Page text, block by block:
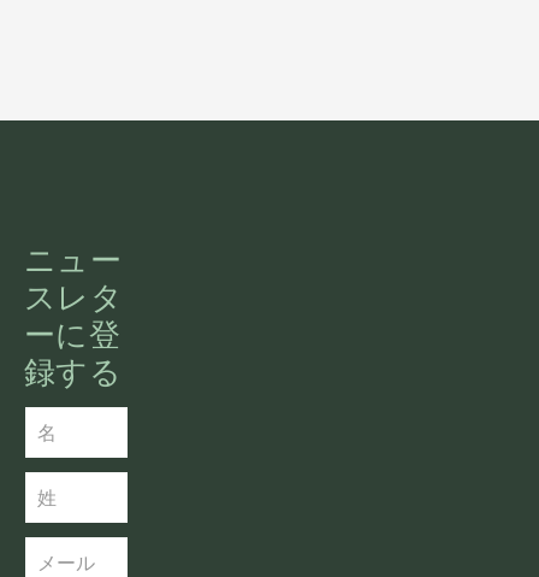
ニュー
スレタ
ーに登
録する